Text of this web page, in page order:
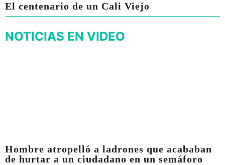
El centenario de un Cali Viejo
NOTICIAS EN VIDEO
Hombre atropelló a ladrones que acababan
de hurtar a un ciudadano en un semáforo